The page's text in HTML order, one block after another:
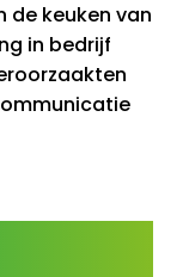
keuken van
in bedrijf